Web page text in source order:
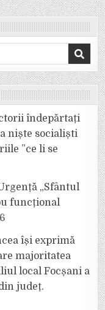
îndepărtați
niște socialiști
”ce li se
„Sfântul
funcțional
își exprimă
majoritatea
local Focșani a
județ.